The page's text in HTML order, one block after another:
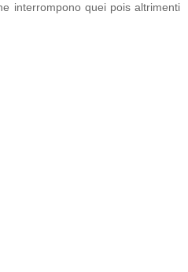
interrompono quei pois altrimenti